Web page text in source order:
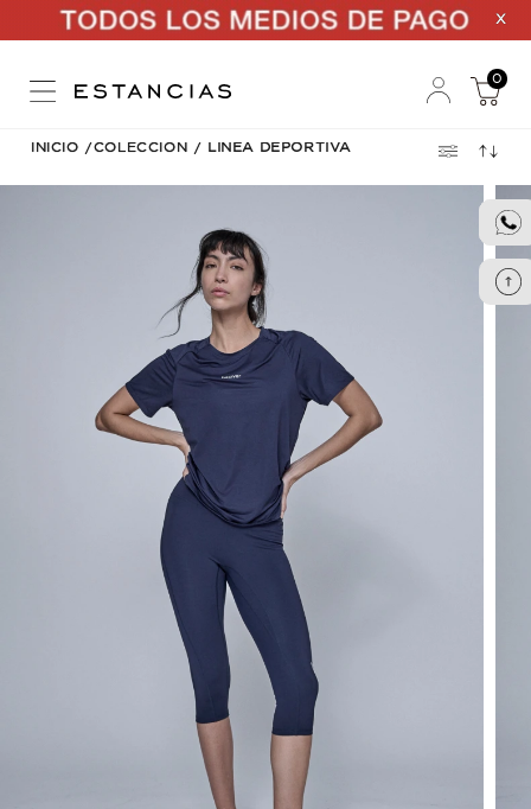
X
0
INICIO /COLECCION / LINEA DEPORTIVA